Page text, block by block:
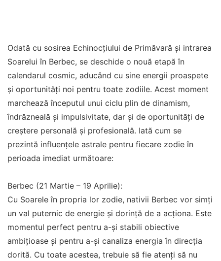
Odată cu sosirea Echinocțiului de Primăvară și intrarea
Soarelui în Berbec, se deschide o nouă etapă în
calendarul cosmic, aducând cu sine energii proaspete
și oportunități noi pentru toate zodiile. Acest moment
marchează începutul unui ciclu plin de dinamism,
îndrăzneală și impulsivitate, dar și de oportunități de
creștere personală și profesională. Iată cum se
prezintă influențele astrale pentru fiecare zodie în
perioada imediat următoare:
Berbec (21 Martie – 19 Aprilie):
Cu Soarele în propria lor zodie, nativii Berbec vor simți
un val puternic de energie și dorință de a acționa. Este
momentul perfect pentru a-și stabili obiective
ambițioase și pentru a-și canaliza energia în direcția
dorită. Cu toate acestea, trebuie să fie atenți să nu